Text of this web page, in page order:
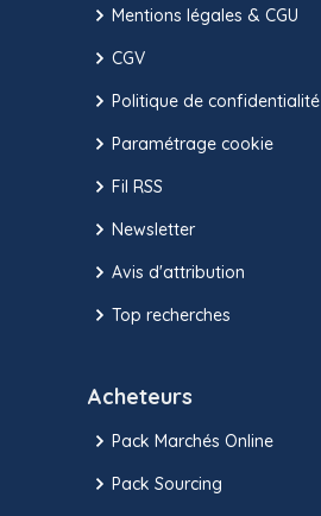
Mentions légales & CGU
CGV
Politique de confidentialité
Paramétrage cookie
Fil RSS
Newsletter
Avis d'attribution
Top recherches
Acheteurs
Pack Marchés Online
Pack Sourcing